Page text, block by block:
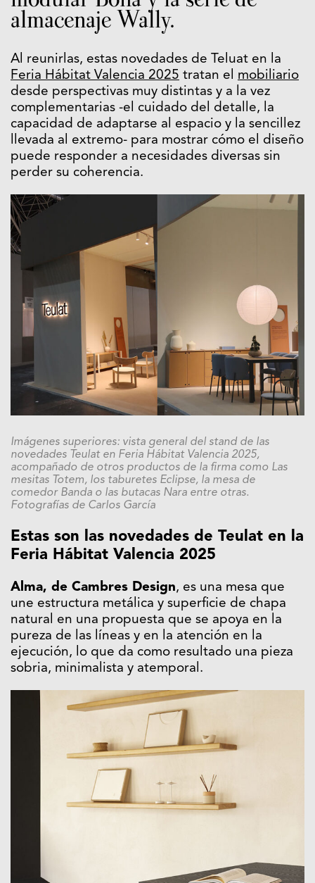
almacenaje Wally.
Al reunirlas, estas novedades de Teluat en la
Feria Hábitat Valencia 2025 tratan el mobiliario
desde perspectivas muy distintas y a la vez
complementarias -el cuidado del detalle, la
capacidad de adaptarse al espacio y la sencillez
llevada al extremo- para mostrar cómo el diseño
puede responder a necesidades diversas sin
perder su coherencia.
Imágenes superiores: vista general del stand de las
novedades Teulat en Feria Hábitat Valencia 2025,
acompañado de otros productos de la firma como Las
mesitas Totem, los taburetes Eclipse, la mesa de
comedor Banda o las butacas Nara entre otras.
Fotografías de Carlos García
Estas son las novedades de Teulat en la
Feria Hábitat Valencia 2025
Alma, de Cambres Design, es una mesa que
une estructura metálica y superficie de chapa
natural en una propuesta que se apoya en la
pureza de las líneas y en la atención en la
ejecución, lo que da como resultado una pieza
sobria, minimalista y atemporal.